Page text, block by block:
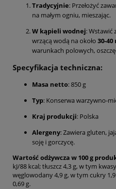
Tradycyjnie: Przełożyć
na małym ogniu, mieszając.
W kąpieli wodnej: Wstawić
wrzącą wodą na około 30-
warunkach polowych,
Specyfikacja techniczna:
Masa netto: 850 g
Typ: Konserwa warzywno-
Kraj produkcji: Polska
Alergeny: Zawiera gluten,
soję i gorczycę.
Wartość odżywcza w 100 g
kJ/88 kcal; tłuszcz 4,3 g, w tym
węglowodany 4,9 g, w tym cukry 1,9
0,69 g.